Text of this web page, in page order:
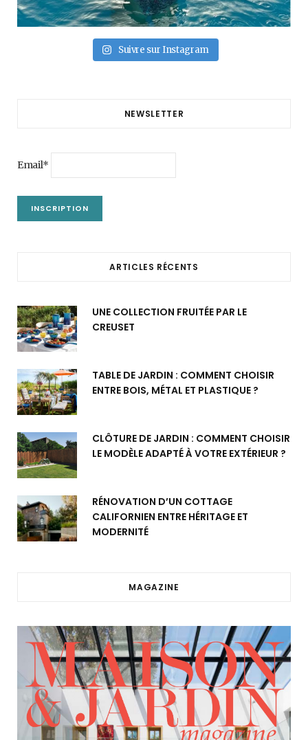
Suivre sur Instagram
NEWSLETTER
Email*
ARTICLES RÉCENTS
UNE COLLECTION FRUITÉE PAR LE
CREUSET
TABLE DE JARDIN : COMMENT CHOISIR
ENTRE BOIS, MÉTAL ET PLASTIQUE ?
CLÔTURE DE JARDIN : COMMENT CHOISIR
LE MODÈLE ADAPTÉ À VOTRE EXTÉRIEUR ?
RÉNOVATION D’UN COTTAGE
CALIFORNIEN ENTRE HÉRITAGE ET
MODERNITÉ
MAGAZINE